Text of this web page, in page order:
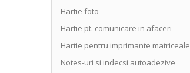
Hartie foto
Hartie pt. comunicare in afaceri
Hartie pentru imprimante matriceale
Notes-uri si indecsi autoadezive